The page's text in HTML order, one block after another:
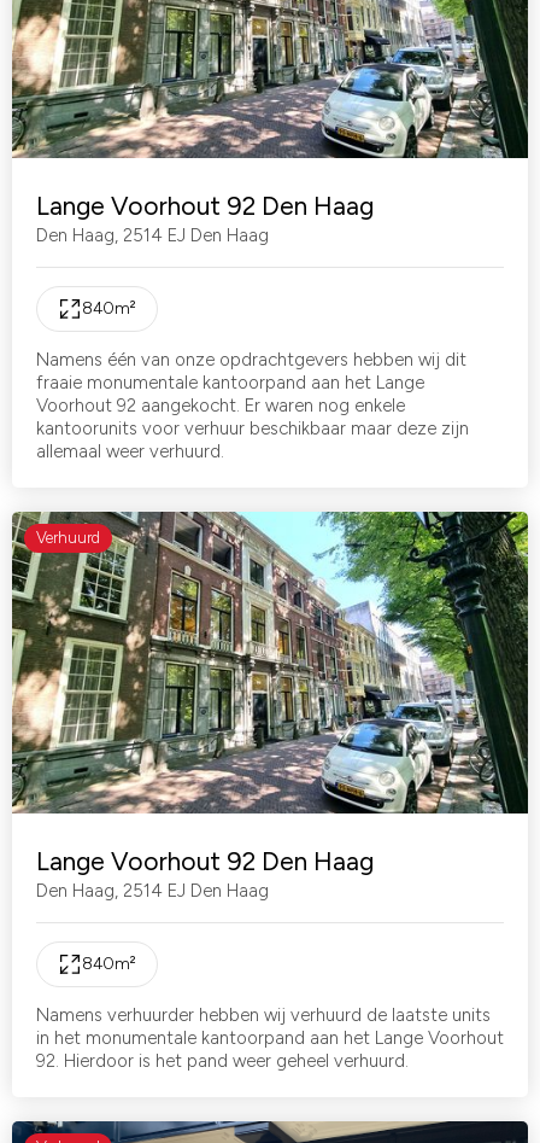
Lange Voorhout 92 Den Haag
Den Haag, 2514 EJ Den Haag
840m²
Namens één van onze opdrachtgevers hebben wij dit
fraaie monumentale kantoorpand aan het Lange
Voorhout 92 aangekocht. Er waren nog enkele
kantoorunits voor verhuur beschikbaar maar deze zijn
allemaal weer verhuurd.
Verhuurd
Lange Voorhout 92 Den Haag
Den Haag, 2514 EJ Den Haag
840m²
Namens verhuurder hebben wij verhuurd de laatste units
in het monumentale kantoorpand aan het Lange Voorhout
92. Hierdoor is het pand weer geheel verhuurd.